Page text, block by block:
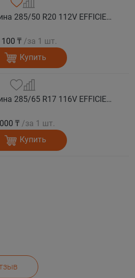
GOODYEAR Автошина 285/50 R20 112V EFFICIENTGRIP 2 SUV лето
100 ₸ /за 1 шт.
Купить
GOODYEAR Автошина 285/65 R17 116V EFFICIENTGRIP 2 SUV EV-Ready лето
₸ /за 1 шт.
Купить